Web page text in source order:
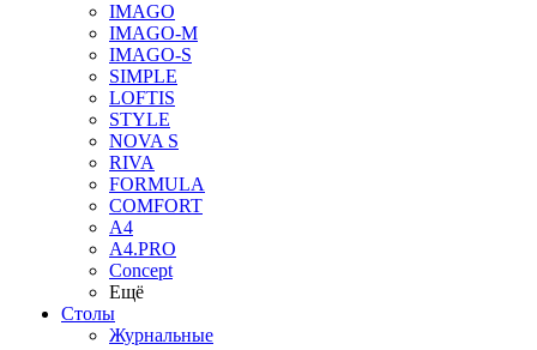
IMAGO
IMAGO-M
IMAGO-S
SIMPLE
LOFTIS
STYLE
NOVA S
RIVA
FORMULA
COMFORT
A4
A4.PRO
Concept
Ещё
Столы
Журнальные